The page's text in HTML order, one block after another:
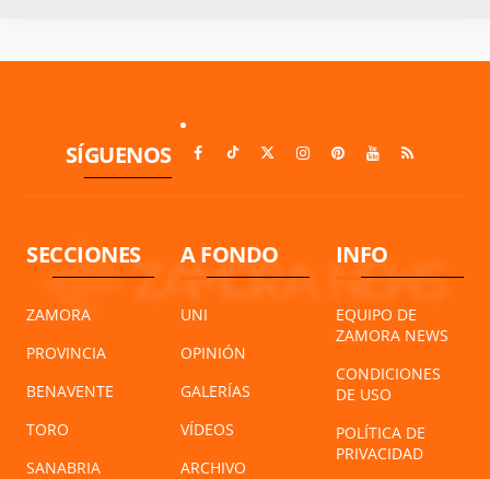
SÍGUENOS
SECCIONES
ZAMORA
PROVINCIA
BENAVENTE
TORO
SANABRIA
A FONDO
UNI
OPINIÓN
GALERÍAS
VÍDEOS
ARCHIVO
INFO
EQUIPO DE
ZAMORA NEWS
CONDICIONES
DE USO
POLÍTICA DE
PRIVACIDAD